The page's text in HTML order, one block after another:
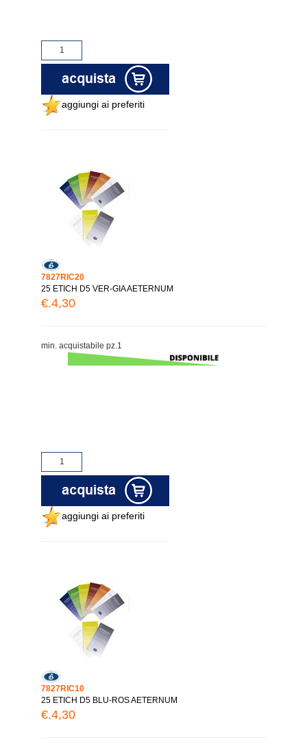
aggiungi ai preferiti
7827RIC20
25 ETICH D5 VER-GIA AETERNUM
€.4,30
min. acquistabile pz.1
aggiungi ai preferiti
7827RIC10
25 ETICH D5 BLU-ROS AETERNUM
€.4,30